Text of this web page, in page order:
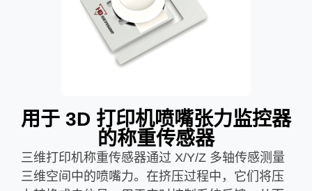
用于 3D 打印机喷嘴张力监控器
的称重传感器
三维打印机称重传感器通过 X/Y/Z 多轴传感测量
三维空间中的喷嘴力。在挤压过程中，它们将压